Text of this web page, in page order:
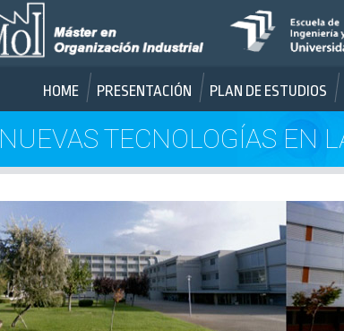
HOME PRESENTACIÓN PLAN DE ESTUDIOS
NUEVAS TECNOLOGÍAS EN